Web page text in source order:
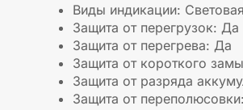
Виды индикации: Световая
Защита от перегрузок: Да
Защита от перегрева: Да
Защита от короткого
Защита от разряда
Защита от